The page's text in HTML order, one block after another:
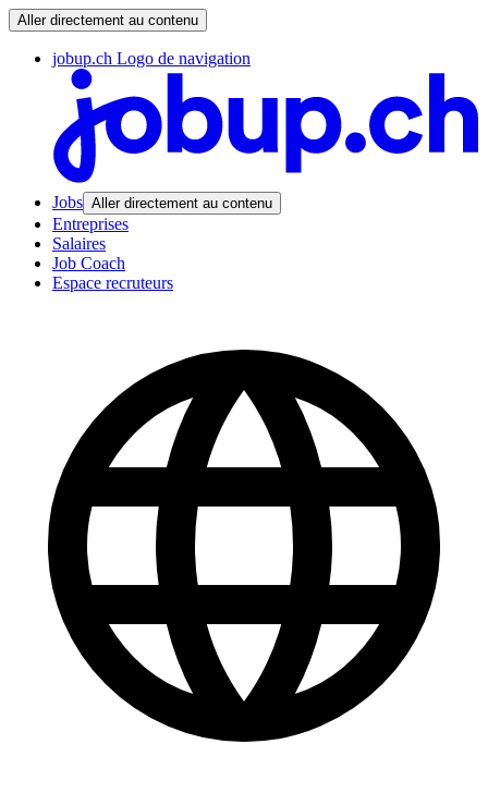
Aller directement au contenu
jobup.ch Logo de navigation
Jobs Aller directement au contenu
Entreprises
Salaires
Job Coach
Espace recruteurs